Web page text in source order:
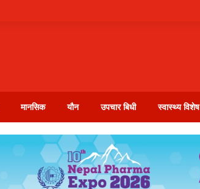
मानसिक यौन उपचार बिधी स्वास्थ्य विशेष